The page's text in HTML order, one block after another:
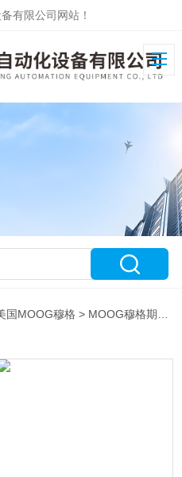
有限公司网站！
国MOOG穆格 > MOOG穆格期货系列伺服阀